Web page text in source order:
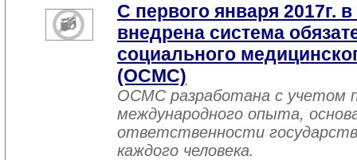
С первого января 2017г.
внедрена система
социального
(ОСМС)
ОСМС разработана с учетом
международного опыта,
ответственности
каждого человека.